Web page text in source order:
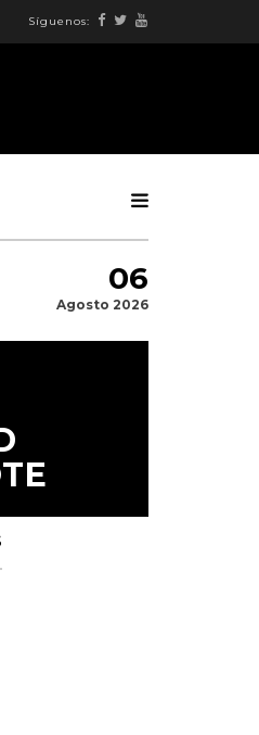
Síguenos:
06
Agosto 2026